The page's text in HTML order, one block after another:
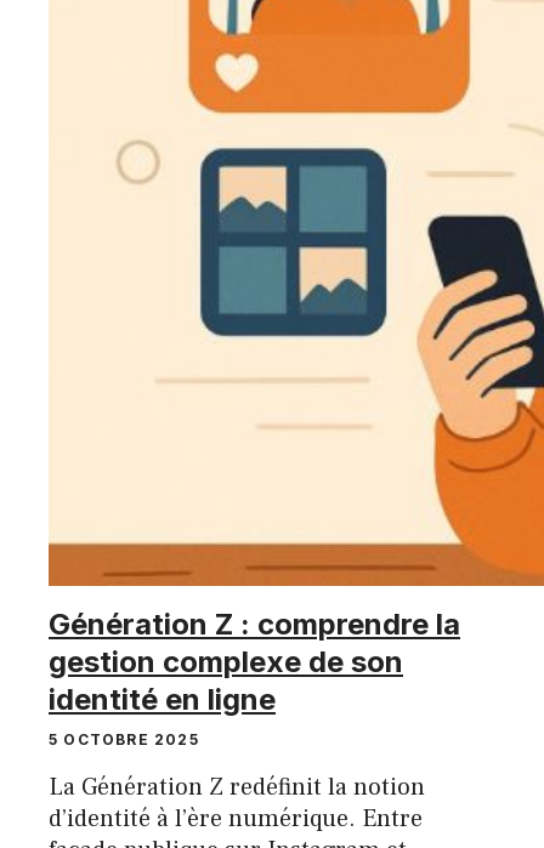
Génération Z : comprendre la
gestion complexe de son
identité en ligne
5 OCTOBRE 2025
La Génération Z redéfinit la notion
d’identité à l’ère numérique. Entre